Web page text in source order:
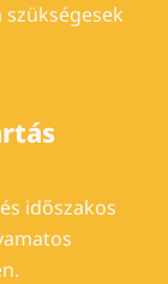
időszakos